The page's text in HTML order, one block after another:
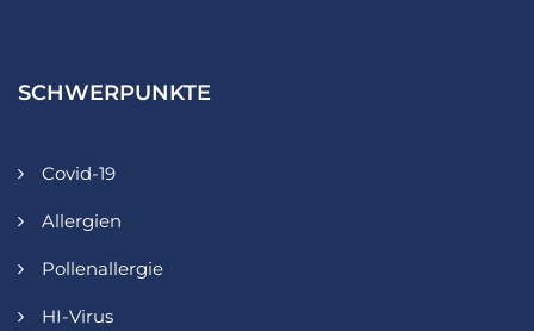
SCHWERPUNKTE
Covid-19
Allergien
Pollenallergie
HI-Virus